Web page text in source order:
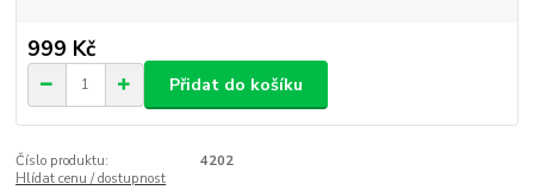
999 Kč
Přidat do košíku
Číslo produktu:
4202
Hlídat cenu / dostupnost